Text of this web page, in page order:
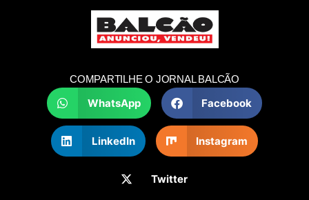
COMPARTILHE O JORNAL BALCÃO
WhatsApp Facebook
LinkedIn Instagram
Twitter